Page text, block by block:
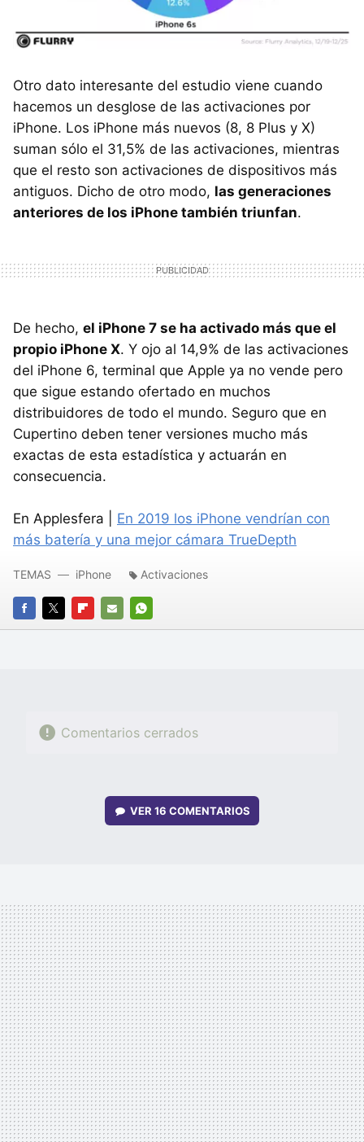
Otro dato interesante del estudio viene cuando
hacemos un desglose de las activaciones por
iPhone. Los iPhone más nuevos (8, 8 Plus y X)
suman sólo el 31,5% de las activaciones, mientras
que el resto son activaciones de dispositivos más
antiguos. Dicho de otro modo, las generaciones
anteriores de los iPhone también triunfan.
De hecho, el iPhone 7 se ha activado más que el
propio iPhone X. Y ojo al 14,9% de las activaciones
del iPhone 6, terminal que Apple ya no vende pero
que sigue estando ofertado en muchos
distribuidores de todo el mundo. Seguro que en
Cupertino deben tener versiones mucho más
exactas de esta estadística y actuarán en
consecuencia.
En Applesfera | En 2019 los iPhone vendrían con
más batería y una mejor cámara TrueDepth
FACEBOOK
TWITTERFLIPBOARD
E-
WHATSAPP
TEMAS iPhone Activaciones
Comentarios cerrados
VER 16 COMENTARIOS